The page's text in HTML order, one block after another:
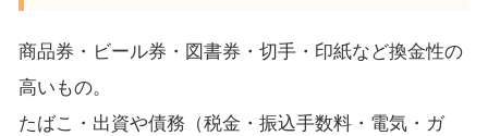
商品券・ビール券・図書券・切手・印紙など換金性の
高いもの。
たばこ・出資や債務（税金・振込手数料・電気・ガ